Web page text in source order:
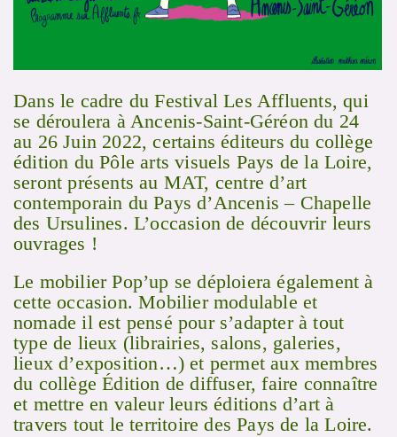
Dans le cadre du Festival Les Affluents, qui
se déroulera à Ancenis-Saint-Géréon du 24
au 26 Juin 2022, certains éditeurs du collège
édition du Pôle arts visuels Pays de la Loire,
seront présents au MAT, centre d’art
contemporain du Pays d’Ancenis – Chapelle
des Ursulines. L’occasion de découvrir leurs
ouvrages !
Le mobilier Pop’up se déploiera également à
cette occasion. Mobilier modulable et
nomade il est pensé pour s’adapter à tout
type de lieux (librairies, salons, galeries,
lieux d’exposition…) et permet aux membres
du collège Édition de diffuser, faire connaître
et mettre en valeur leurs éditions d’art à
travers tout le territoire des Pays de la Loire.